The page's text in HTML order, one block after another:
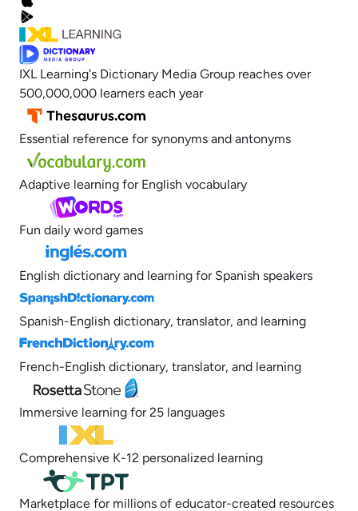
IXL Learning's Dictionary Media Group reaches over
500,000,000 learners each year
Essential reference for synonyms and antonyms
Adaptive learning for English vocabulary
Fun daily word games
English dictionary and learning for Spanish speakers
Spanish-English dictionary, translator, and learning
French-English dictionary, translator, and learning
Immersive learning for 25 languages
Comprehensive K-12 personalized learning
Marketplace for millions of educator-created resources